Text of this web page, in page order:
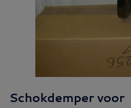
Schokdemper voor